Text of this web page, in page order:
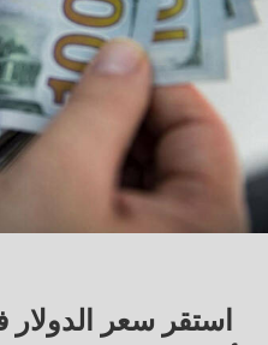
استقر سعر